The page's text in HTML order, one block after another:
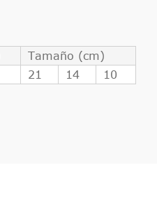
Tamaño (cm)
21 14 10